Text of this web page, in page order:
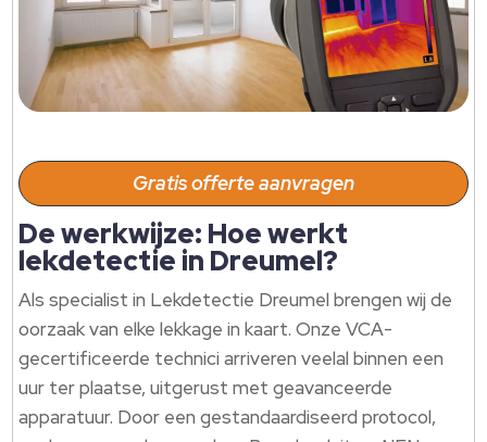
Gratis offerte aanvragen
De werkwijze: Hoe werkt
lekdetectie in Dreumel?
Als specialist in Lekdetectie Dreumel brengen wij de
oorzaak van elke lekkage in kaart.​ Onze VCA-
gecertificeerde technici arriveren veelal binnen een
uur ter plaatse, uitgerust met geavanceerde
apparatuur.​ Door een gestandaardiseerd protocol,